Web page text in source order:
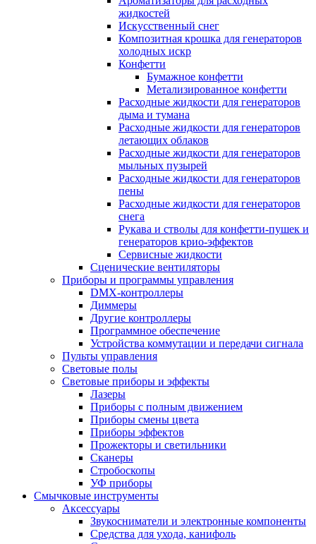
жидкостей
Искусственный снег
Композитная крошка для генераторов
холодных искр
Конфетти
Бумажное конфетти
Метализированное конфетти
Расходные жидкости для генераторов
дыма и тумана
Расходные жидкости для генераторов
летающих облаков
Расходные жидкости для генераторов
мыльных пузырей
Расходные жидкости для генераторов
пены
Расходные жидкости для генераторов
снега
Рукава и стволы для конфетти-пушек и
генераторов крио-эффектов
Сервисные жидкости
Сценические вентиляторы
Приборы и программы управления
DMX-контроллеры
Диммеры
Другие контроллеры
Программное обеспечение
Устройства коммутации и передачи сигнала
Пульты управления
Световые полы
Световые приборы и эффекты
Лазеры
Приборы с полным движением
Приборы смены цвета
Приборы эффектов
Прожекторы и светильники
Сканеры
Стробоскопы
УФ приборы
Смычковые инструменты
Аксессуары
Звукосниматели и электронные компоненты
Средства для ухода, канифоль